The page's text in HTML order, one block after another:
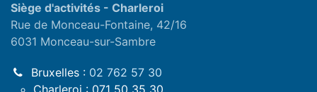
Siège d'activités - Charleroi
Rue de Monceau-Fontaine, 42/16
6031 Monceau-sur-Sambre
Bruxelles : 02 762 57 30
Charleroi : 071 50 35 30